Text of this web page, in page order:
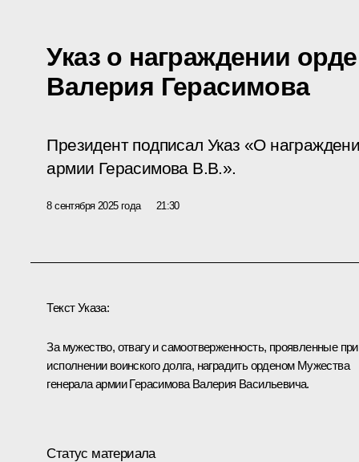
Указ о награждении
Валерия Герасимова
Президент подписал Указ «О
армии Герасимова В.В.».
8 сентября 2025 года 21:30
Текст Указа:
За мужество, отвагу и самоотверженность, проявленные при
исполнении воинского долга, наградить орденом Мужества
генерала армии Герасимова Валерия Васильевича.
Статус материала